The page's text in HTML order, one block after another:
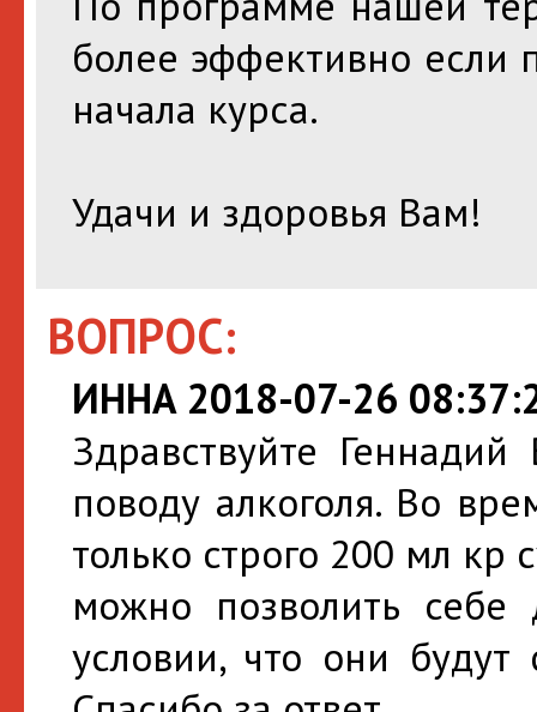
более эффективно если
начала курса.
Удачи и здоровья Вам!
ВОПРОС:
ИННА 2018-07-26
Здравствуйте
поводу алкоголя. Во
только строго 200 мл кр
можно позволить себе
условии, что они будут